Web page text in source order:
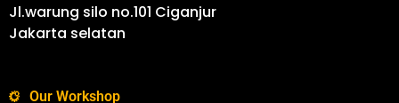
Jl.warung silo no.101 Ciganjur
Jakarta selatan
Our Workshop